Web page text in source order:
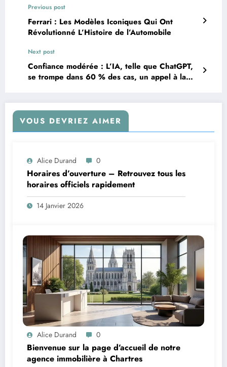
Previous post
Ferrari : Les Modèles Iconiques Qui Ont
Révolutionné L’Histoire de l’Automobile
Next post
Confiance modérée : L’IA, telle que ChatGPT,
se trompe dans 60 % des cas, un appel à la
VOUS DEVRIEZ AIMER
Alice Durand 0
Horaires d’ouverture – Retrouvez tous les
horaires officiels rapidement
14 Janvier 2026
Alice Durand 0
Bienvenue sur la page d’accueil de notre
agence immobilière à Chartres